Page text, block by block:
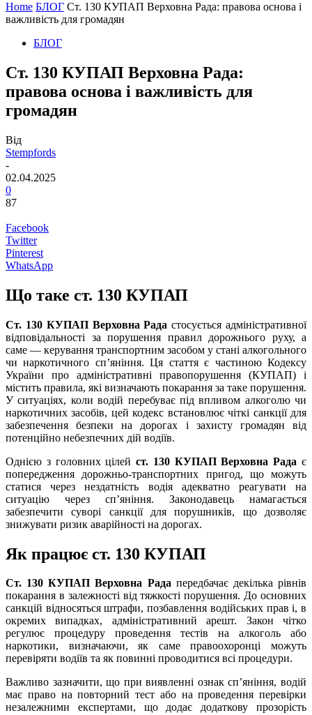
Home БЛОГ Ст. 130 КУПАП Верховна Рада: правова основа і
важливість для громадян
БЛОГ
Ст. 130 КУПАП Верховна Рада:
правова основа і важливість для
громадян
Від
Stempfords
-
02.04.2025
0
87
Facebook
Twitter
Pinterest
WhatsApp
Що таке ст. 130 КУПАП
Ст. 130 КУПАП Верховна Рада стосується адміністративної
відповідальності за порушення правил дорожнього руху, а
саме — керування транспортним засобом у стані алкогольного
чи наркотичного сп’яніння. Ця стаття є частиною Кодексу
України про адміністративні правопорушення (КУПАП) і
містить правила, які визначають покарання за таке порушення.
У ситуаціях, коли водій перебуває під впливом алкоголю чи
наркотичних засобів, цей кодекс встановлює чіткі санкції для
забезпечення безпеки на дорогах і захисту громадян від
потенційно небезпечних дій водіїв.
Однією з головних цілейст. 130 КУПАП Верховна Рада є
попередження дорожньо-транспортних пригод, що можуть
статися через нездатність водія адекватно реагувати на
ситуацію через сп’яніння. Законодавець намагається
забезпечити суворі санкції для порушників, що дозволяє
знижувати ризик аварійності на дорогах.
Як працює ст. 130 КУПАП
Ст. 130 КУПАП Верховна Радапередбачає декілька рівнів
покарання в залежності від тяжкості порушення. До основних
санкцій відносяться штрафи, позбавлення водійських прав і, в
окремих випадках, адміністративний арешт. Закон чітко
регулює процедуру проведення тестів на алкоголь або
наркотики, визначаючи, як саме правоохоронці можуть
перевіряти водіїв та як повинні проводитися всі процедури.
Важливо зазначити, що при виявленні ознак сп’яніння, водій
має право на повторний тест або на проведення перевірки
незалежними експертами, що додає додаткову прозорість